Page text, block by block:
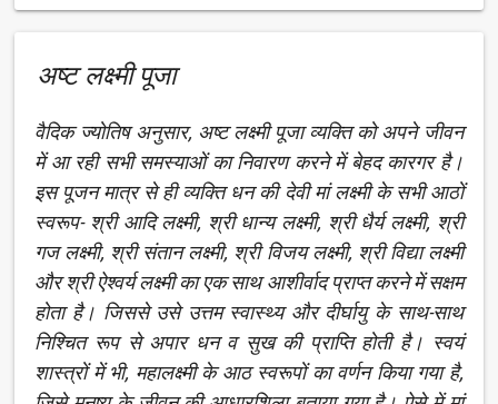
अष्‍ट लक्ष्‍मी पूजा
वैदिक ज्योतिष अनुसार, अष्‍ट लक्ष्‍मी पूजा व्यक्ति को अपने जीवन
में आ रही सभी समस्याओं का निवारण करने में बेहद कारगर है।
इस पूजन मात्र से ही व्यक्ति धन की देवी मां लक्ष्मी के सभी आठों
स्वरूप- श्री आदि लक्ष्मी, श्री धान्य लक्ष्मी, श्री धैर्य लक्ष्मी, श्री
गज लक्ष्मी, श्री संतान लक्ष्मी, श्री विजय लक्ष्मी, श्री विद्या लक्ष्मी
और श्री ऐश्वर्य लक्ष्मी का एक साथ आशीर्वाद प्राप्त करने में सक्षम
होता है। जिससे उसे उत्तम स्वास्थ्य और दीर्घायु के साथ-साथ
निश्चित रूप से अपार धन व सुख की प्राप्ति होती है। स्वयं
शास्त्रों में भी, महालक्ष्मी के आठ स्वरूपों का वर्णन किया गया है,